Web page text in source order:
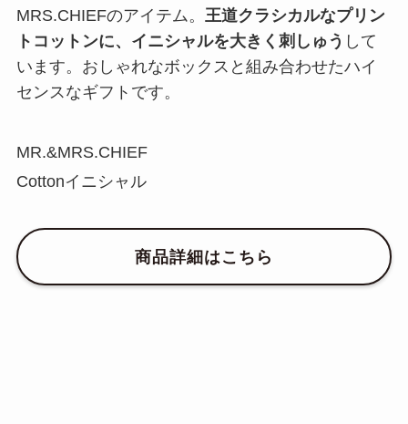
MRS.CHIEFのアイテム。 王道クラシカルなプリン
トコットンに、イニシャルを大きく刺しゅう して
います。おしゃれなボックスと組み合わせたハイ
センスなギフトです。
MR.&MRS.CHIEF
Cottonイニシャル
商品詳細はこちら